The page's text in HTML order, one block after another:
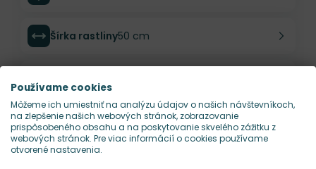
Šírka rastliny50 cm
Hustota výsadby4 ks/m²
Používame cookies
Môžeme ich umiestniť na analýzu údajov o našich návštevníkoch,
na zlepšenie našich webových stránok, zobrazovanie
prispôsobeného obsahu a na poskytovanie skvelého zážitku z
webových stránok. Pre viac informácií o cookies používame
otvorené nastavenia.